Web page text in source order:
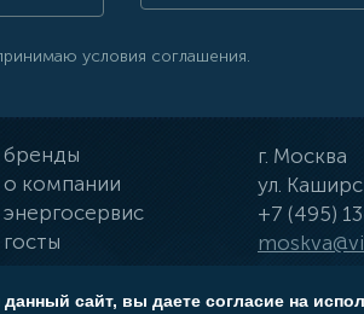
условия соглашения.
бренды
о компании
энергосервис
госты
оплата и доставка
гарантии
г. Москва
ул.
+7 (495)
данный сайт, вы даете согласие на